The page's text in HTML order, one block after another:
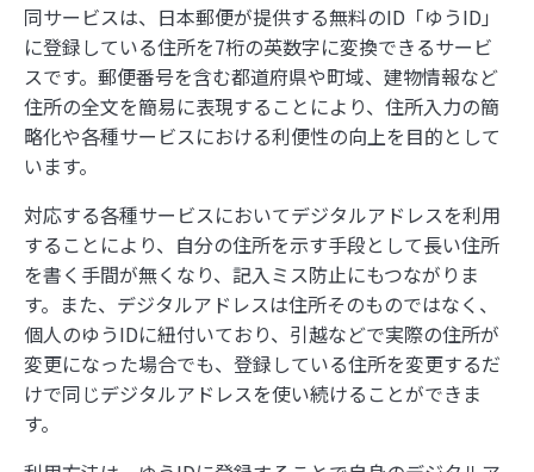
同サービスは、日本郵便が提供する無料のID「ゆうID」
に登録している住所を7桁の英数字に変換できるサービ
スです。郵便番号を含む都道府県や町域、建物情報など
住所の全文を簡易に表現することにより、住所入力の簡
略化や各種サービスにおける利便性の向上を目的として
います。
対応する各種サービスにおいてデジタルアドレスを利用
することにより、自分の住所を示す手段として長い住所
を書く手間が無くなり、記入ミス防止にもつながりま
す。また、デジタルアドレスは住所そのものではなく、
個人のゆうIDに紐付いており、引越などで実際の住所が
変更になった場合でも、登録している住所を変更するだ
けで同じデジタルアドレスを使い続けることができま
す。